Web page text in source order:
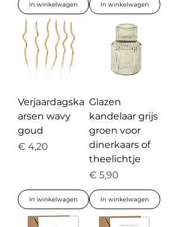
In winkelwagen In winkelwagen
Verjaardagska
arsen wavy
goud
Prijs
€ 4,20
In winkelwagen
Glazen
kandelaar grijs
groen voor
dinerkaars of
theelichtje
Prijs
€ 5,90
In winkelwagen